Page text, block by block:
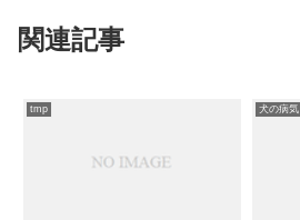
関連記事
tmp 犬の病気